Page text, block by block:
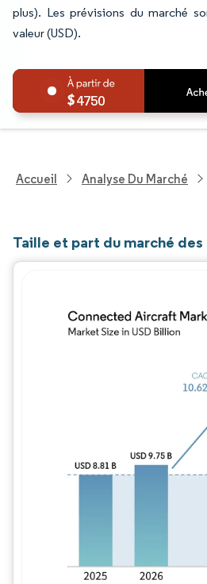
plus). Les prévisions du marché
valeur (USD).
4750
Accueil Analyse Du Marché
Taille et part du marché
Image